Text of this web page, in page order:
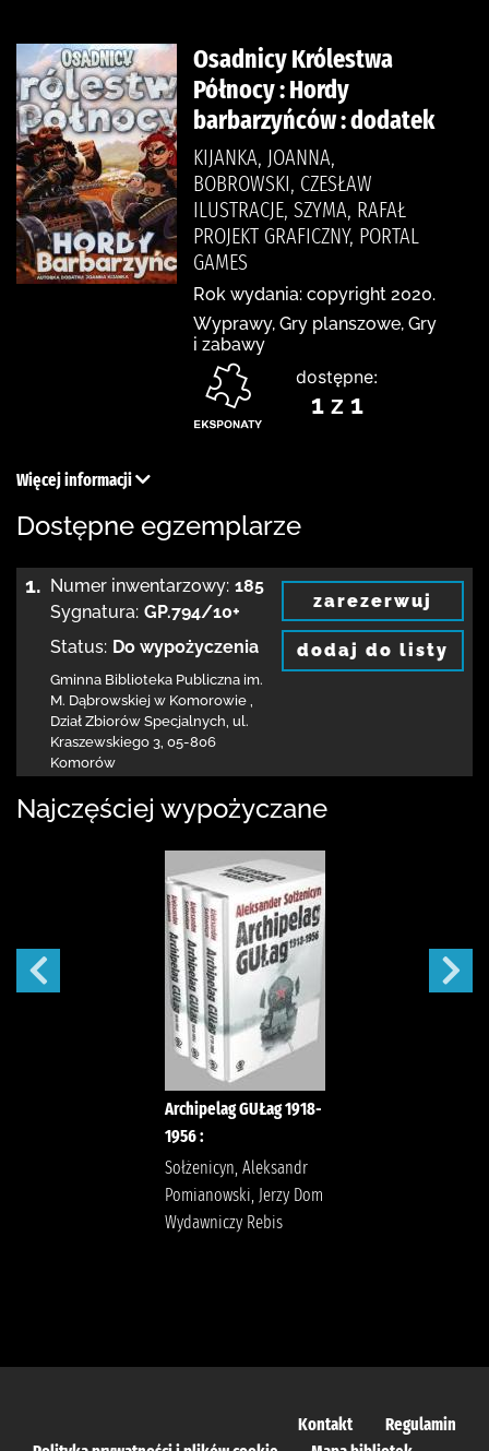
Osadnicy Królestwa
Północy : Hordy
barbarzyńców : dodatek
KIJANKA, JOANNA,
BOBROWSKI, CZESŁAW
ILUSTRACJE, SZYMA, RAFAŁ
PROJEKT GRAFICZNY, PORTAL
GAMES
Rok wydania: copyright 2020.
Wyprawy, Gry planszowe, Gry
i zabawy
dostępne:
1 z 1
Więcej informacji
Dostępne egzemplarze
1. Numer inwentarzowy: 185
Sygnatura: GP.794/10+
Status: Do wypożyczenia
Gminna Biblioteka Publiczna im.
M. Dąbrowskiej w Komorowie
Dział Zbiorów Specjalnych, ul.
Kraszewskiego 3 05-806
Komorów
zarezerwuj
dodaj do listy
Najczęściej wypożyczane
Archipelag GUŁag 1918-
1956 :
Sołżenicyn, Aleksandr
Pomianowski, Jerzy Dom
Wydawniczy Rebis
Kontakt
Regulamin